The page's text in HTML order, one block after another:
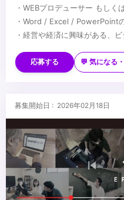
・WEBプロデューサー もしく
・Word / Excel / PowerPoint
・経営や経済に興味がある、
・lllustrator / Photoshop /
Premierなどの実務経験がある
...
応募する 💬 気になる
募集開始日 : 2026年02月18日